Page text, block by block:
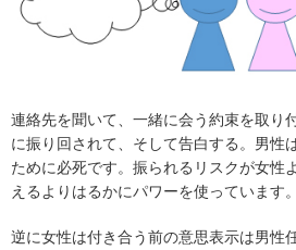
連絡先を聞いて、一緒に会う約束を取り
に振り回されて、そして告白する。男性
ために必死です。振られるリスクが女性
えるよりはるかにパワーを使っています。
逆に女性は付き合う前の意思表示は男性